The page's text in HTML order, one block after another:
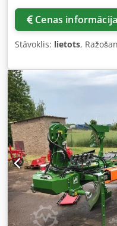
Cenas informācija
Stāvoklis: lietots,